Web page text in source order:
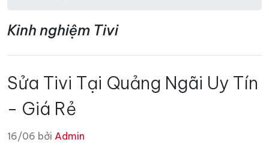
Kinh nghiệm Tivi
Sửa Tivi Tại Quảng Ngãi Uy Tín
- Giá Rẻ
16/06 bởi Admin